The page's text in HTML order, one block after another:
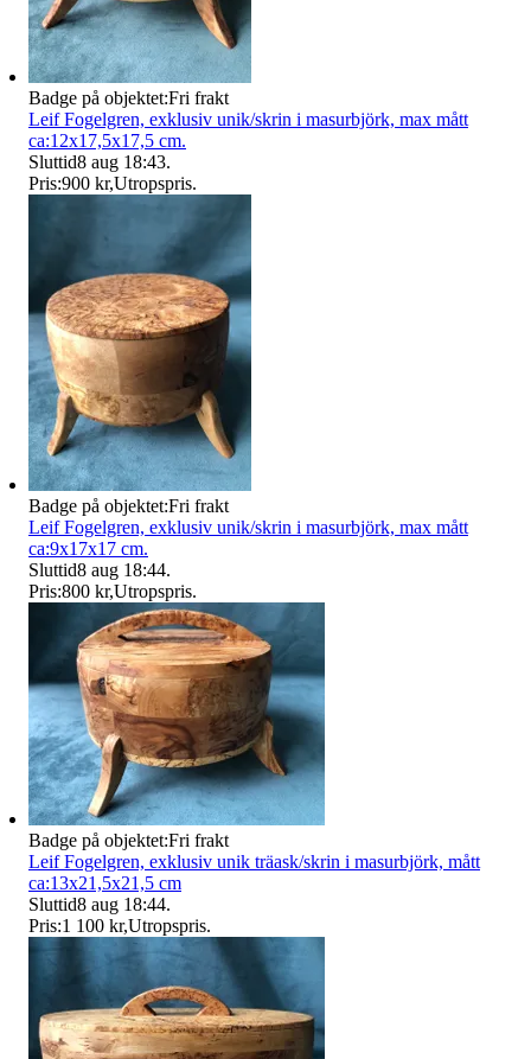
Badge på objektet:Fri frakt
Leif Fogelgren, exklusiv unik/skrin i masurbjörk, max mått
ca:12x17,5x17,5 cm.
Sluttid8 aug 18:43.
Pris:900 kr,Utropspris.
Badge på objektet:Fri frakt
Leif Fogelgren, exklusiv unik/skrin i masurbjörk, max mått
ca:9x17x17 cm.
Sluttid8 aug 18:44.
Pris:800 kr,Utropspris.
Badge på objektet:Fri frakt
Leif Fogelgren, exklusiv unik träask/skrin i masurbjörk, mått
ca:13x21,5x21,5 cm
Sluttid8 aug 18:44.
Pris:1 100 kr,Utropspris.